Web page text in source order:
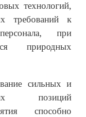
технологий,
требований к
при
природных
сильных и
позиций
способно